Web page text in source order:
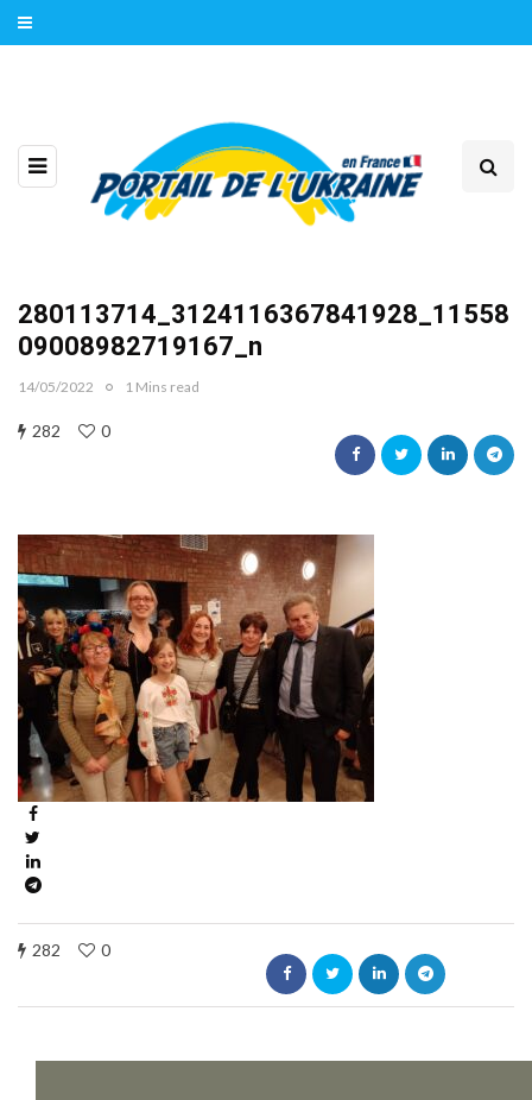
280113714_3124116367841928_11558
09008982719167_n
14/05/2022 1 Mins read
282 0
282 0